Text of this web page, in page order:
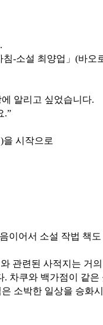
-소설 최양업」(바오
알리고 싶었습니다.
.”
을 시작으로
이어서 소설 작법 책
관련된 사적지는 거
차쿠와 백가점이 같
소박한 일상을 승화